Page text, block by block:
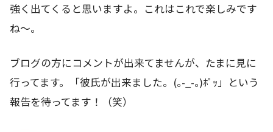
強く出てくると思いますよ。これはこれで楽しみです
ね～。
ブログの方にコメントが出来てませんが、たまに見に
行ってます。「彼氏が出来ました。(｡-_-｡)ﾎﾟｯ」という
報告を待ってます！（笑）